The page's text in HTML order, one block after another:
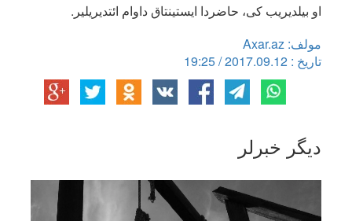
او بیلدیریب کی، حاضردا ایستینتاق داوام ائتدیریلیر.
مولف: Axar.az
تاریخ : 2017.09.12 / 19:25
دیگر خبرلر